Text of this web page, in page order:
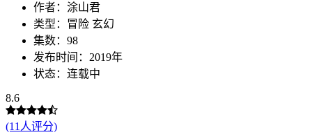
作者： 涂山君
类型：冒险 玄幻
集数：98
发布时间：2019年
状态：连载中
8.6
(11人评分)